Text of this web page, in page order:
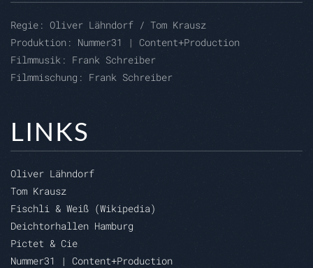
Regie: Oliver Lähndorf / Tom Krausz
Produktion: Nummer31 | Content+Production
Filmmusik: Frank Schreiber
Filmmischung: Frank Schreiber
LINKS
Oliver Lähndorf
Tom Krausz
Fischli & Weiß (Wikipedia)
Deichtorhallen Hamburg
Pictet & Cie
Nummer31 | Content+Production